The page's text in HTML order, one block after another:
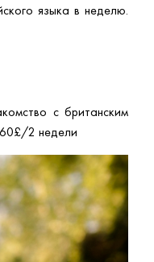
языка в неделю.
с британским
2 недели